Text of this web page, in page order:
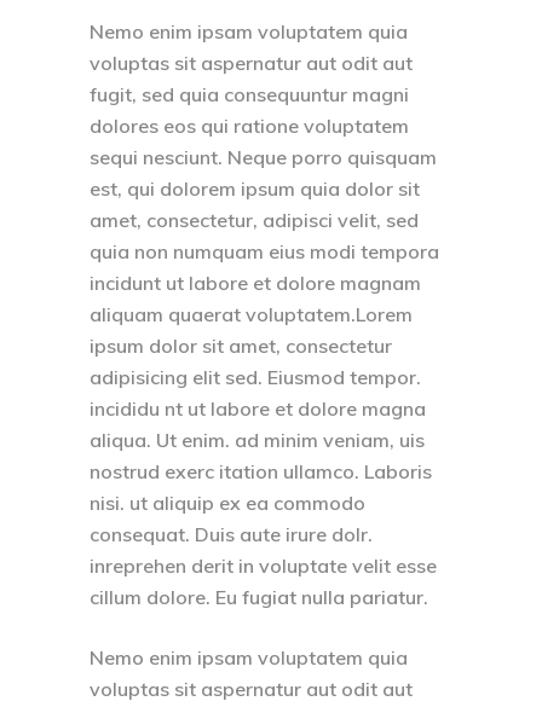
Nemo enim ipsam voluptatem quia
voluptas sit aspernatur aut odit aut
fugit, sed quia consequuntur magni
dolores eos qui ratione voluptatem
sequi nesciunt. Neque porro quisquam
est, qui dolorem ipsum quia dolor sit
amet, consectetur, adipisci velit, sed
quia non numquam eius modi tempora
incidunt ut labore et dolore magnam
aliquam quaerat voluptatem.Lorem
ipsum dolor sit amet, consectetur
adipisicing elit sed. Eiusmod tempor.
incididu nt ut labore et dolore magna
aliqua. Ut enim. ad minim veniam, uis
nostrud exerc itation ullamco. Laboris
nisi. ut aliquip ex ea commodo
consequat. Duis aute irure dolr.
inreprehen derit in voluptate velit esse
cillum dolore. Eu fugiat nulla pariatur.
Nemo enim ipsam voluptatem quia
voluptas sit aspernatur aut odit aut